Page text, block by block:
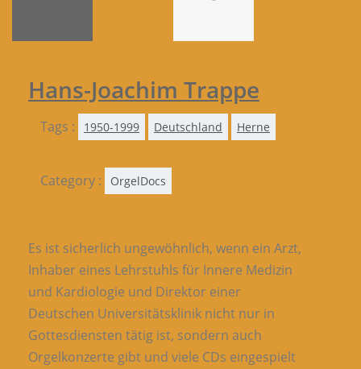
Hans-Joachim Trappe
Tags : 1950-1999 Deutschland Herne
Category : OrgelDocs
Es ist sicherlich ungewöhnlich, wenn ein Arzt,
Inhaber eines Lehrstuhls für Innere Medizin
und Kardiologie und Direktor einer
Deutschen Universitätsklinik nicht nur in
Gottesdiensten tätig ist, sondern auch
Orgelkonzerte gibt und viele CDs eingespielt